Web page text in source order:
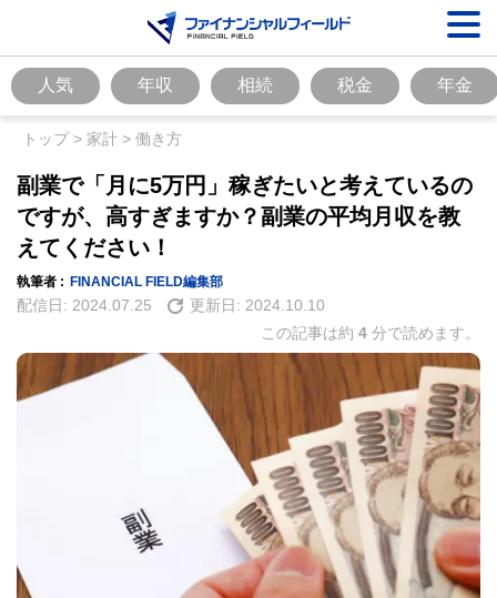
人気 年収 相続 税金 年金
トップ> 家計 > 働き方
副業で「月に5万円」稼ぎたいと考えているの
ですが、高すぎますか？副業の平均月収を教
えてください！
執筆者 : FINANCIAL FIELD編集部
配信日: 2024.07.25 更新日: 2024.10.10
この記事は約 4 分で読めます。